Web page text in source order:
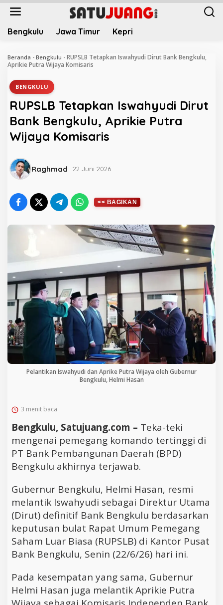
L
Bengkulu Jawa Timur Kepri
Beranda - Bengkulu - RUPSLB Tetapkan Iswahyudi Dirut Bank Bengkulu,
Aprikie Putra Wijaya Komisaris
BENGKULU
RUPSLB Tetapkan Iswahyudi Dirut
Bank Bengkulu, Aprikie Putra
Wijaya Komisaris
Raghmad 22 Juni 2026
Pelantikan Iswahyudi dan Aprike Putra Wijaya oleh Gubernur
Bengkulu, Helmi Hasan
3 menit baca
Bengkulu, Satujuang.com – Teka-teki
mengenai pemegang komando tertinggi di
PT Bank Pembangunan Daerah (BPD)
Bengkulu akhirnya terjawab.
Gubernur Bengkulu, Helmi Hasan, resmi
melantik Iswahyudi sebagai Direktur Utama
(Dirut) definitif Bank Bengkulu berdasarkan
keputusan bulat Rapat Umum Pemegang
Saham Luar Biasa (RUPSLB) di Kantor Pusat
Bank Bengkulu, Senin (22/6/26) hari ini.
Pada kesempatan yang sama, Gubernur
Helmi Hasan juga melantik Aprikie Putra